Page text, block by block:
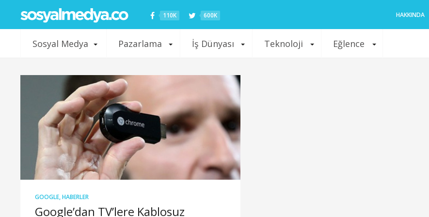
110K 600K HAKKINDA
Sosyal Medya Pazarlama İş Dünyası Teknoloji Eğlence
GOOGLE,HABERLER
Google’dan TV’lere Kablosuz